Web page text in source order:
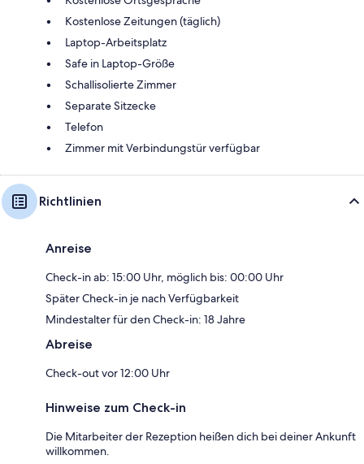
Kostenlose Zeitungen (täglich)
Laptop-Arbeitsplatz
Safe in Laptop-Größe
Schallisolierte Zimmer
Separate Sitzecke
Telefon
Zimmer mit Verbindungstür verfügbar
Richtlinien
Anreise
Check-in ab: 15:00 Uhr, möglich bis: 00:00 Uhr
Später Check-in je nach Verfügbarkeit
Mindestalter für den Check-in: 18 Jahre
Abreise
Check-out vor 12:00 Uhr
Hinweise zum Check-in
Die Mitarbeiter der Rezeption heißen dich bei deiner Ankunft
willkommen.